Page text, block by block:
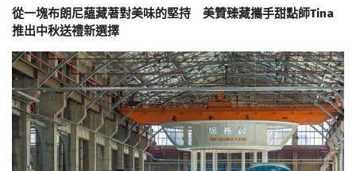
從一塊布朗尼蘊藏著對美味的堅持 美贊臻藏攜手甜點師Tina
推出中秋送禮新選擇